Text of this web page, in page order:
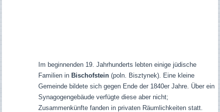
Im beginnenden 19. Jahrhunderts lebten einige jüdische
Familien in Bischofstein (poln. Bisztynek). Eine kleine
Gemeinde bildete sich gegen Ende der 1840er Jahre. Über ein
Synagogengebäude verfügte diese aber nicht;
Zusammenkünfte fanden in privaten Räumlichkeiten statt.